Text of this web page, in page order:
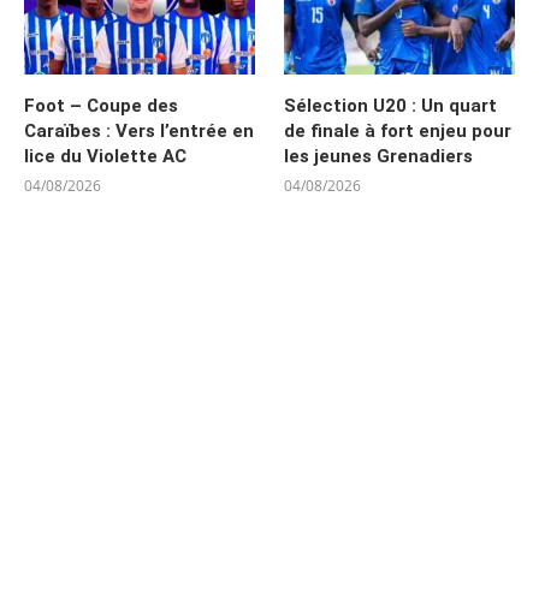
Foot – Coupe des
Caraïbes : Vers l’entrée en
lice du Violette AC
04/08/2026
Sélection U20 : Un quart
de finale à fort enjeu pour
les jeunes Grenadiers
04/08/2026